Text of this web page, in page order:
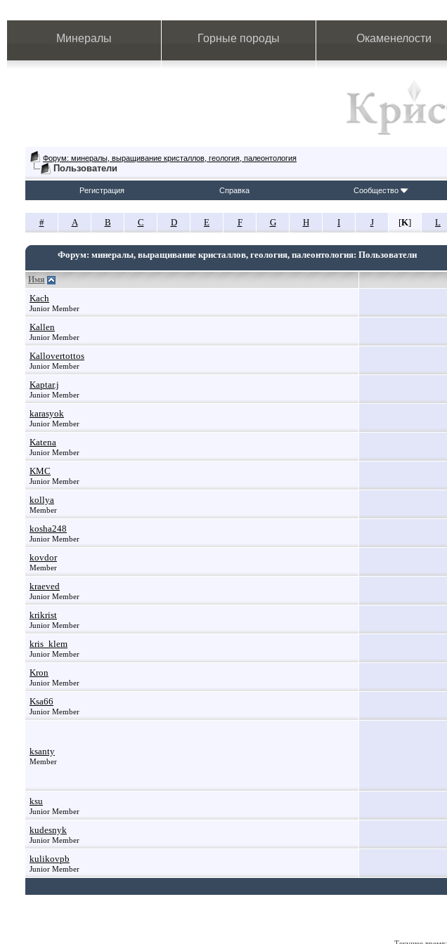
Минералы Горные породы Окаменелости
Форум: минералы, выращивание кристаллов, геология, палеонтология
Пользователи
Регистрация Справка Сообщество
# A B C D E F G H I J [K] L
Форум: минералы, выращивание кристаллов, геология, палеонтология: Пользователи
Имя
Kach
Junior Member
Kallen
Junior Member
Kallovertottos
Junior Member
Kaptar.j
Junior Member
karasyok
Junior Member
Katena
Junior Member
KMC
Junior Member
kollya
Member
kosha248
Junior Member
kovdor
Member
kraeved
Junior Member
krikrist
Junior Member
kris_klem
Junior Member
Kron
Junior Member
Ksa66
Junior Member
ksanty
Member
ksu
Junior Member
kudesnyk
Junior Member
kulikovpb
Junior Member